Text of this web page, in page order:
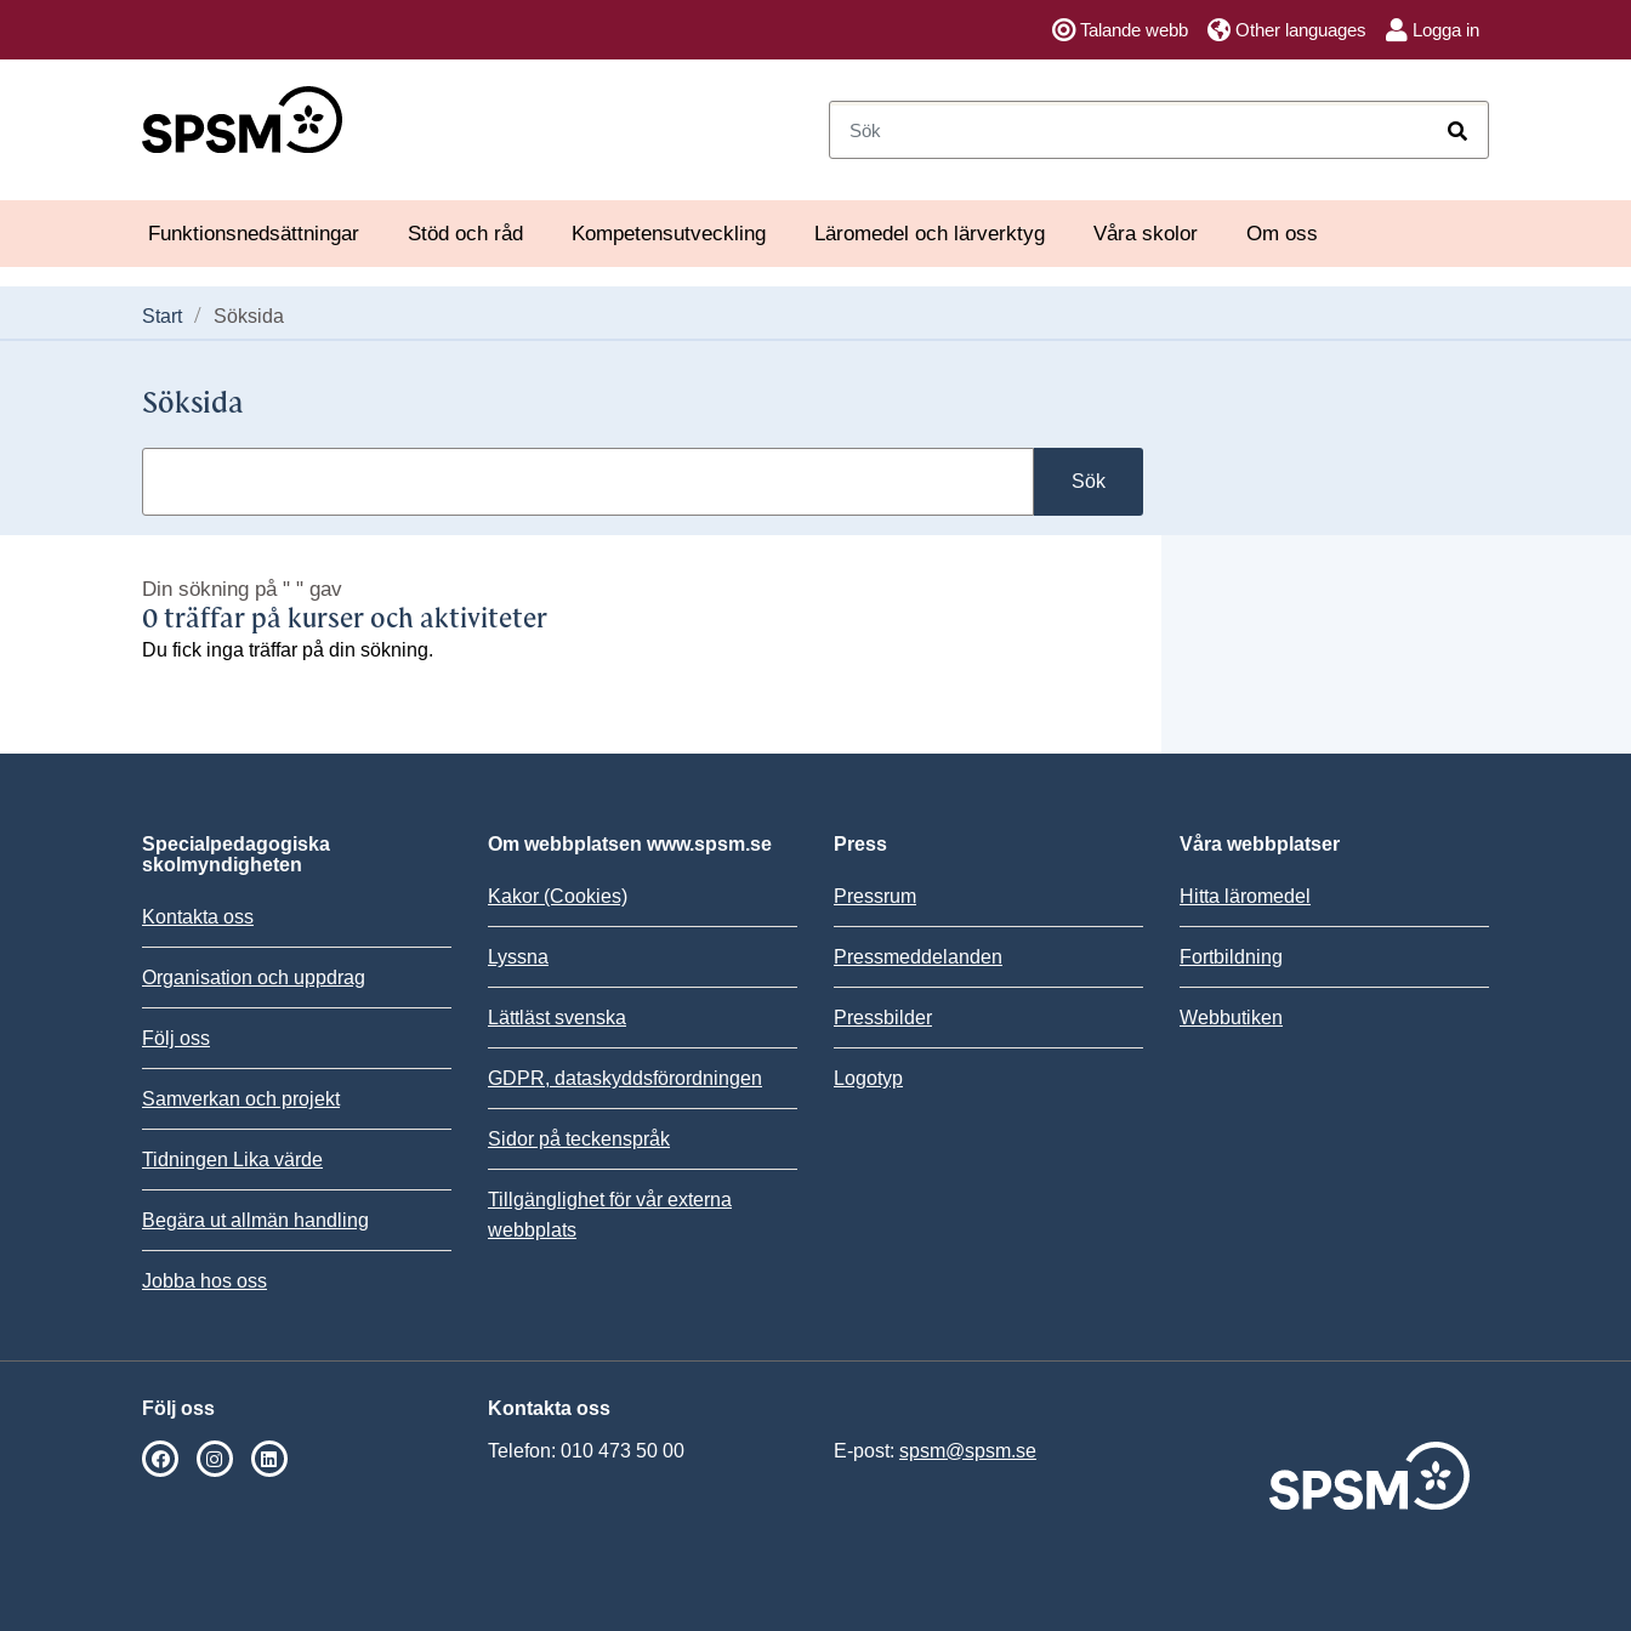
Talande webb Other languages Logga in
Funktionsnedsättningar Stöd och råd Kompetensutveckling Läromedel och lärverktyg Våra skolor Om oss
Start Söksida
Söksida
Sök
Din sökning på " " gav
0 träffar på kurser och aktiviteter
Du fick inga träffar på din sökning.
Specialpedagogiska
skolmyndigheten
Kontakta oss
Organisation och uppdrag
Följ oss
Samverkan och projekt
Tidningen Lika värde
Begära ut allmän handling
Jobba hos oss
Om webbplatsen www.spsm.se
Kakor (Cookies)
Lyssna
Lättläst svenska
GDPR, dataskyddsförordningen
Sidor på teckenspråk
Tillgänglighet för vår externa
webbplats
Press
Pressrum
Pressmeddelanden
Pressbilder
Logotyp
Våra webbplatser
Hitta läromedel
Fortbildning
Webbutiken
Följ oss
SPSM på Facebook
SPSM på Instagram
Kontakta oss
Telefon: 010 473 50 00 E-post: spsm@spsm.se